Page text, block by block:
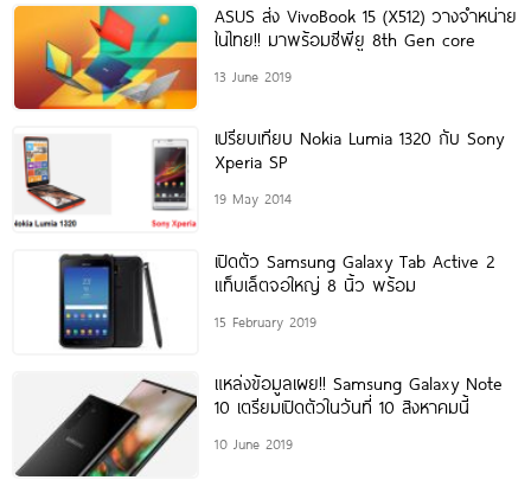
ASUS ส่ง VivoBook 15 (X512) วางจำหน่าย
ในไทย!! มาพร้อมซีพียู 8th Gen core
13 June 2019
เปรียบเทียบ Nokia Lumia 1320 กับ Sony
Xperia SP
19 May 2014
เปิดตัว Samsung Galaxy Tab Active 2
แท็บเล็ตจอใหญ่ 8 นิ้ว พร้อม
15 February 2019
แหล่งข้อมูลเผย!! Samsung Galaxy Note
10 เตรียมเปิดตัวในวันที่ 10 สิงหาคมนี้
10 June 2019